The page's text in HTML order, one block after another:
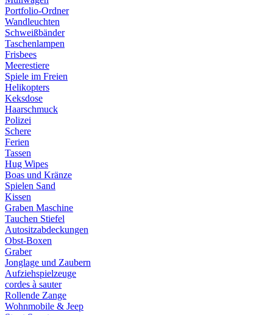
Portfolio-Ordner
Wandleuchten
Schweißbänder
Taschenlampen
Frisbees
Meerestiere
Spiele im Freien
Helikopters
Keksdose
Haarschmuck
Polizei
Schere
Ferien
Tassen
Hug Wipes
Boas und Kränze
Spielen Sand
Kissen
Graben Maschine
Tauchen Stiefel
Autositzabdeckungen
Obst-Boxen
Graber
Jonglage und Zaubern
Aufziehspielzeuge
cordes à sauter
Rollende Zange
Wohnmobile & Jeep